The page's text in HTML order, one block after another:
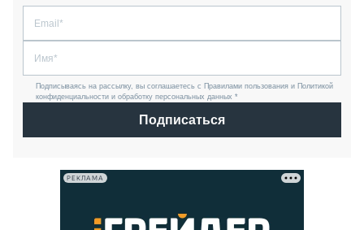
Подписываясь на рассылку, вы соглашаетесь с Правилами пользования и Политикой
конфиденциальности и обработку персональных данных *
Подписаться
РЕКЛАМА